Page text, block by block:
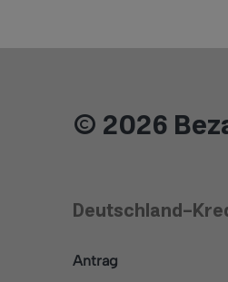
© 2026
Deutschland-
Antrag